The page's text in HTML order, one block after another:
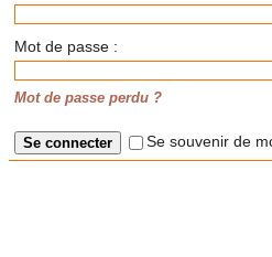
Mot de passe :
Mot de passe perdu ?
Se souvenir de